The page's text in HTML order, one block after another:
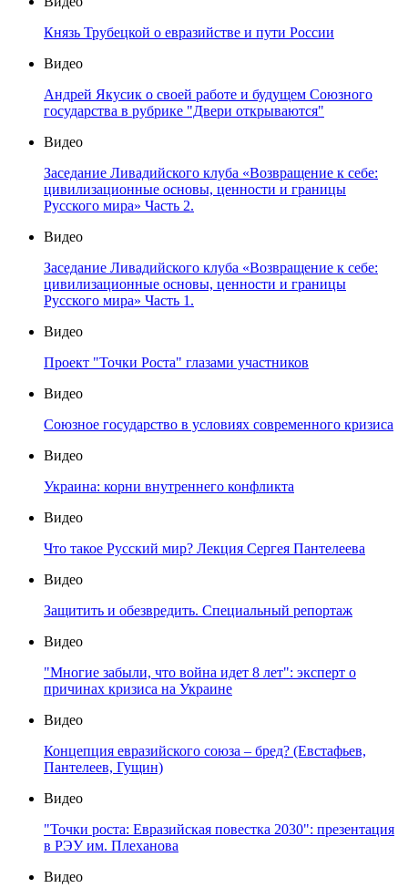
Князь Трубецкой о евразийстве и пути России
Видео
Андрей Якусик о своей работе и будущем Союзного
государства в рубрике "Двери открываются"
Видео
Заседание Ливадийского клуба «Возвращение к себе:
цивилизационные основы, ценности и границы
Русского мира» Часть 2.
Видео
Заседание Ливадийского клуба «Возвращение к себе:
цивилизационные основы, ценности и границы
Русского мира» Часть 1.
Видео
Проект "Точки Роста" глазами участников
Видео
Союзное государство в условиях современного кризиса
Видео
Украина: корни внутреннего конфликта
Видео
Что такое Русский мир? Лекция Сергея Пантелеева
Видео
Защитить и обезвредить. Специальный репортаж
Видео
"Многие забыли, что война идет 8 лет": эксперт о
причинах кризиса на Украине
Видео
Концепция евразийского союза – бред? (Евстафьев,
Пантелеев, Гущин)
Видео
"Точки роста: Евразийская повестка 2030": презентация
в РЭУ им. Плеханова
Видео